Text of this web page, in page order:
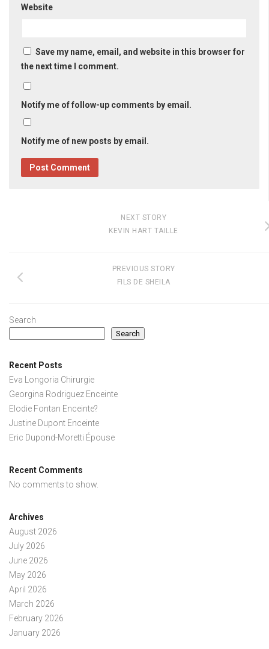
Website
Save my name, email, and website in this browser for
the next time I comment.
Notify me of follow-up comments by email.
Notify me of new posts by email.
NEXT STORY
KEVIN HART TAILLE
PREVIOUS STORY
FILS DE SHEILA
Search
Search
Recent Posts
Eva Longoria Chirurgie
Georgina Rodriguez Enceinte
Elodie Fontan Enceinte?
Justine Dupont Enceinte
Eric Dupond-Moretti Épouse
Recent Comments
No comments to show.
Archives
August 2026
July 2026
June 2026
May 2026
April 2026
March 2026
February 2026
January 2026